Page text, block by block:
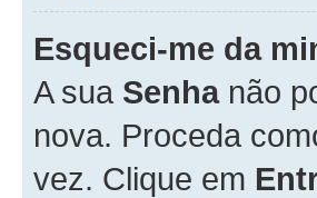
Esqueci-me da
A sua Senhanão
nova. Proceda
vez. Clique em